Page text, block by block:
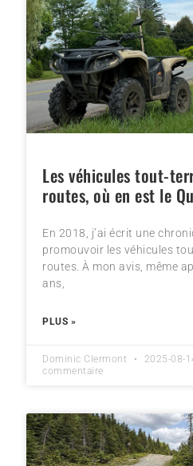
Les véhicules tout-
routes, où en est le
En 2018, j’ai écrit une
promouvoir les véhicules
routes. À mon avis, même
ans,
PLUS »
Dominic Clermont 2025-08-
commentaire